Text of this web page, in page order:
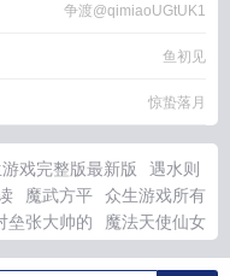
争渡@qimiaoUGtUK1
鱼初见
惊蛰落月
戏完整版最新版
遇水则
魔武方平
众生游戏所有
垒张大帅的
魔法天使仙女